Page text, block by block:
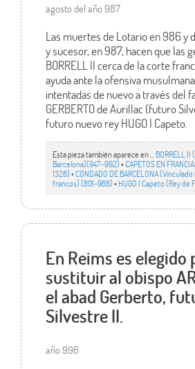
agosto del año 987
Las muertes de Lotario en 986 y
y sucesor, en 987, hacen que las
BORRELL II cerca de la corte
ayuda ante la ofensiva
intentadas de nuevo a través del
GERBERTO de Aurillac (futuro
futuro nuevo rey HUGO I Capeto.
Esta pieza también aparece en ... BORRELL II
Barcelona)(947-992)•CAPETOS EN
1328)•CONDADO DE BARCELONA
francos) (801-988)• HUGO I Capeto (Rey
En Reims es elegido
sustituir al obispo
el abad Gerberto,
Silvestre II.
año 996